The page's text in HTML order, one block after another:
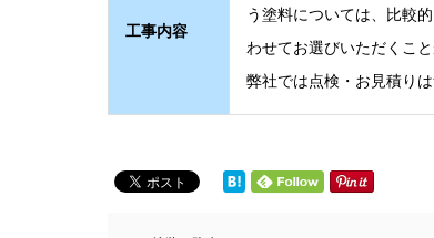
工事内容
う塗料については、比較
わせてお選びいただくこと
弊社では点検・お見積り